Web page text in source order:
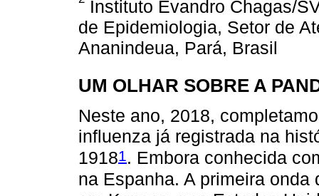
Instituto Evandro Chagas/
de Epidemiologia, Setor de
Ananindeua, Pará, Brasil
UM OLHAR SOBRE A
Neste ano, 2018,
influenza já registrada na
19181 . Embora conhecida
na Espanha. A primeira